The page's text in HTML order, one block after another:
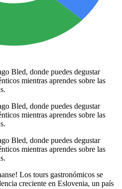
Bled, donde puedes degustar
mientras aprendes sobre las
Bled, donde puedes degustar
mientras aprendes sobre las
Bled, donde puedes degustar
mientras aprendes sobre las
Los tours gastronómicos se
creciente en Eslovenia, un país